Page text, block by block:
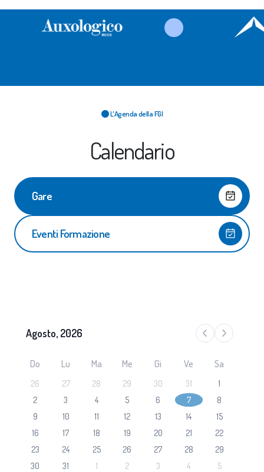
L'Agenda della FGI
Calendario
Gare
Eventi Formazione
Agosto, 2026
Do Lu Ma Me Gi Ve Sa
26 27 28 29 30 31
1
2
3 4 5 6 7
8
9
10 11 12 13 14
15
16
17 18 19 20 21
22
23
24 25 26 27 28
29
30
31 1 2 3 4 5